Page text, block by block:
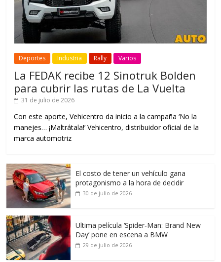
Deportes Industria Rally Varios
La FEDAK recibe 12 Sinotruk Bolden
para cubrir las rutas de La Vuelta
31 de julio de 2026
Con este aporte, Vehicentro da inicio a la campaña ‘No la
manejes… ¡Maltrátala!’ Vehicentro, distribuidor oficial de la
marca automotriz
El costo de tener un vehículo gana
protagonismo a la hora de decidir
30 de julio de 2026
Ultima película ‘Spider‑Man: Brand New
Day’ pone en escena a BMW
29 de julio de 2026